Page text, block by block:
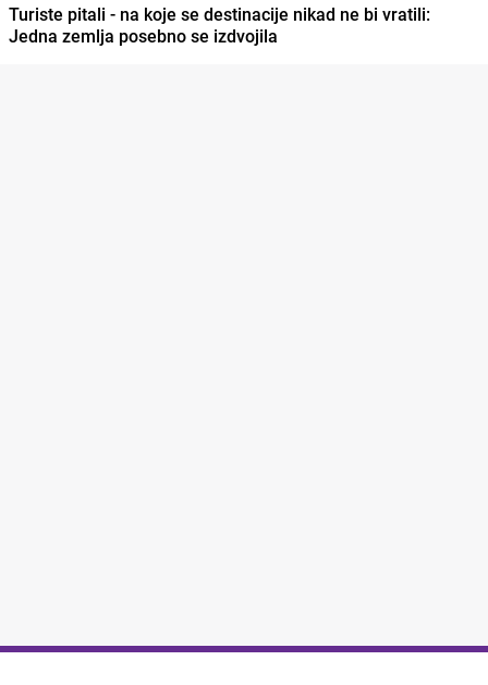
Turiste pitali - na koje se destinacije nikad ne bi vratili:
Jedna zemlja posebno se izdvojila